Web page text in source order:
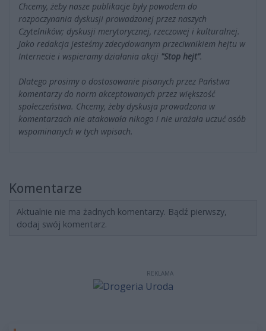
Chcemy, żeby nasze publikacje były powodem do
rozpoczynania dyskusji prowadzonej przez naszych
Czytelników; dyskusji merytorycznej, rzeczowej i kulturalnej.
Jako redakcja jesteśmy zdecydowanym przeciwnikiem hejtu w
Internecie i wspieramy działania akcji "Stop hejt".
Dlatego prosimy o dostosowanie pisanych przez Państwa
komentarzy do norm akceptowanych przez większość
społeczeństwa. Chcemy, żeby dyskusja prowadzona w
komentarzach nie atakowała nikogo i nie urażała uczuć osób
wspominanych w tych wpisach.
Komentarze
Aktualnie nie ma żadnych komentarzy. Bądź pierwszy,
dodaj swój komentarz.
REKLAMA